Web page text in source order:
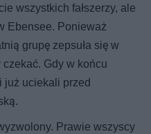
wszystkich fałszerzy, ale
Ebensee. Ponieważ
grupę zepsuła się w
Gdy w końcu
już uciekali przed
Prawie wszyscy